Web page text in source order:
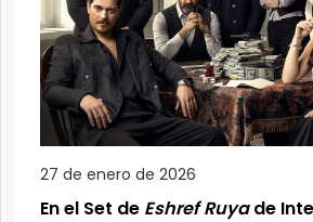
27 de enero de 2026
En el Set de Eshref Ruyade